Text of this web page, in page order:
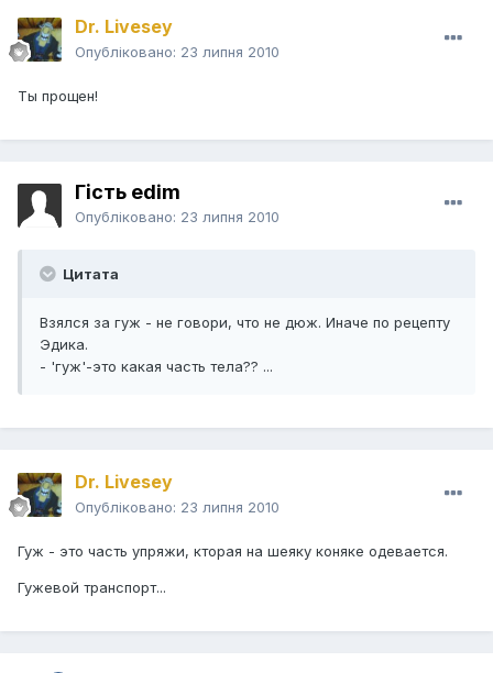
Dr. Livesey
Опубліковано: 23 липня 2010
Ты прощен!
Гість edim
Опубліковано: 23 липня 2010
Цитата
Взялся за гуж - не говори, что не дюж. Иначе по рецепту
Эдика.
- 'гуж'-это какая часть тела?? ...
Dr. Livesey
Опубліковано: 23 липня 2010
Гуж - это часть упряжи, кторая на шеяку коняке одевается.
Гужевой транспорт...